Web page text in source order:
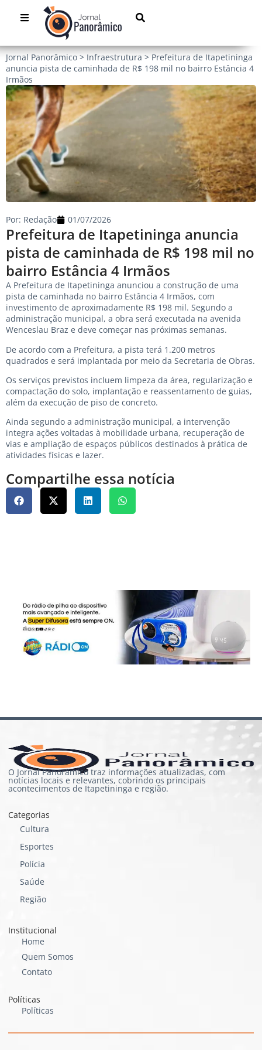
Jornal Panorâmico > Infraestrutura > Prefeitura de Itapetininga
anuncia pista de caminhada de R$ 198 mil no bairro Estância 4
Irmãos
Prefeitura de Itapetininga anuncia
pista de caminhada de R$ 198 mil no
bairro Estância 4 Irmãos
Por: Redação 01/07/2026
A Prefeitura de Itapetininga anunciou a construção de uma
pista de caminhada no bairro Estância 4 Irmãos, com
investimento de aproximadamente R$ 198 mil. Segundo a
administração municipal, a obra será executada na avenida
Wenceslau Braz e deve começar nas próximas semanas.
De acordo com a Prefeitura, a pista terá 1.200 metros
quadrados e será implantada por meio da Secretaria de Obras.
Os serviços previstos incluem limpeza da área, regularização e
compactação do solo, implantação e reassentamento de guias,
além da execução de piso de concreto.
Ainda segundo a administração municipal, a intervenção
integra ações voltadas à mobilidade urbana, recuperação de
vias e ampliação de espaços públicos destinados à prática de
atividades físicas e lazer.
Compartilhe essa notícia
O Jornal Panorâmico traz informações atualizadas, com
notícias locais e relevantes, cobrindo os principais
acontecimentos de Itapetininga e região.
Categorias
Cultura
Esportes
Polícia
Saúde
Região
Institucional
Home
Quem Somos
Contato
Políticas
Políticas